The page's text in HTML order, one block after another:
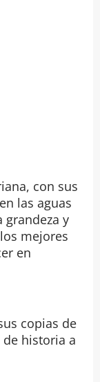
con sus
las aguas
grandeza y
mejores
en
copias de
historia a